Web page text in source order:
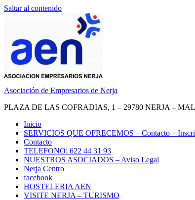
Saltar al contenido
Asociación de Empresarios de Nerja
PLAZA DE LAS COFRADIAS, 1 – 29780 NERJA –
Inicio
SERVICIOS QUE OFRECEMOS – Contacto –
Contacto
TELEFONO: 622 44 31 93
NUESTROS ASOCIADOS – Aviso Legal
Nerja Centro
facebook
HOSTELERIA AEN
VISITE NERJA – TURISMO